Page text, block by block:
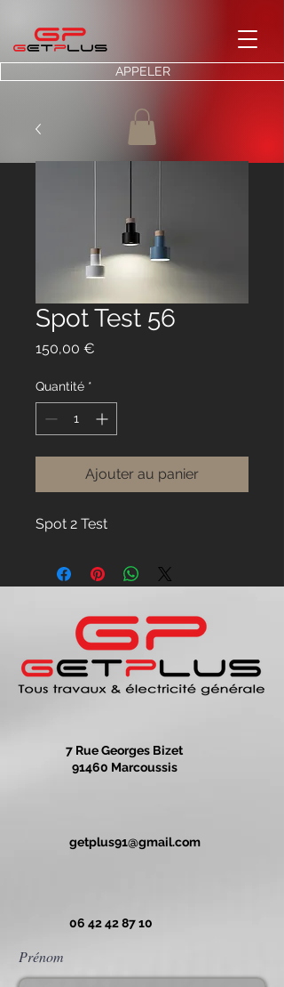
APPELER
Spot Test 56
150,00 €
Quantité *
Ajouter au panier
Spot 2 Test
7 Rue Georges Bizet
91460 Marcoussis
getplus91@gmail.com
06 42 42 87 10
Prénom